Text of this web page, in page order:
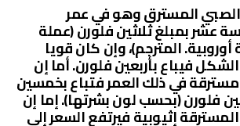
الصبي المسترق وهو في عمر
عشر بمبلغ ثلاثين فلورن (عملة
المترجم)، وإن كان قويا
فيباع بأربعين فلورن. أما إن
في ذلك العمر فتباع بخمسين
فلورن (بحسب لون بشرتها). إما إن
إثيوبية فيرتفع السعر إلى